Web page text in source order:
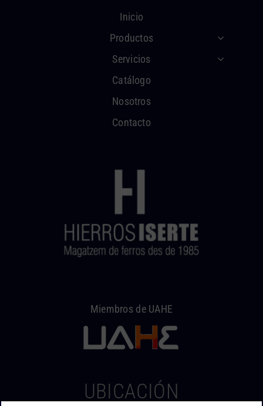
Inicio
Productos
Servicios
Catálogo
Nosotros
Contacto
Miembros de UAHE
UBICACIÓN